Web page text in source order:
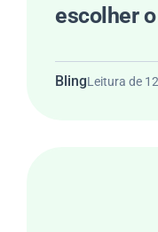
escolher
BlingLeitura de